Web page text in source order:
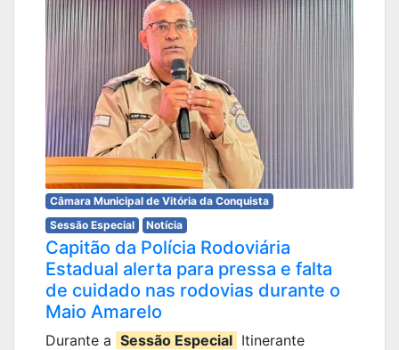
Câmara Municipal de Vitória da Conquista
Sessão Especial
Notícia
Capitão da Polícia Rodoviária
Estadual alerta para pressa e falta
de cuidado nas rodovias durante o
Maio Amarelo
Durante a Sessão Especial Itinerante